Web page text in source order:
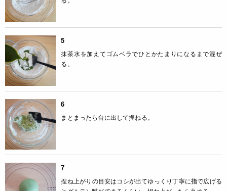
5
抹茶水を加えてゴムベラでひとかたまりになるまで混ぜ
る。
6
まとまったら台に出して捏ねる。
7
捏ね上がりの目安はコシが出てゆっくり丁寧に指で広げる